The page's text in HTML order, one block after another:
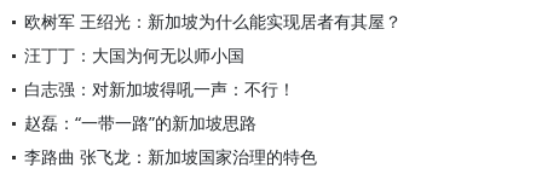
欧树军 王绍光：新加坡为什么能实现居者有其屋？
汪丁丁：大国为何无以师小国
白志强：对新加坡得吼一声：不行！
赵磊：“一带一路”的新加坡思路
李路曲 张飞龙：新加坡国家治理的特色